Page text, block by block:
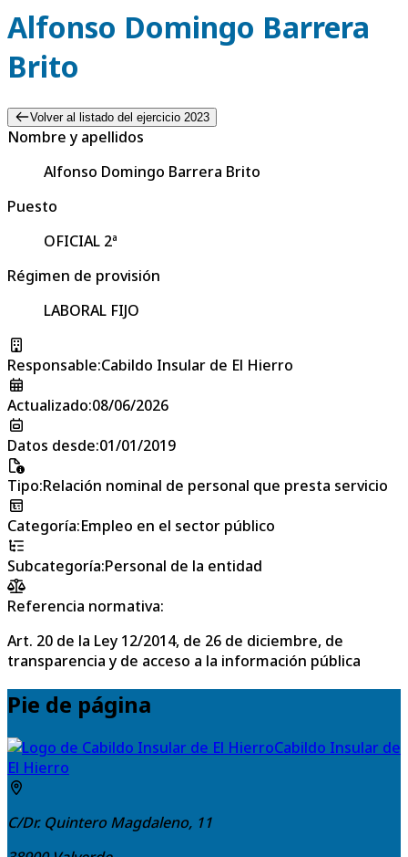
Alfonso Domingo Barrera
Brito
Volver al listado del ejercicio 2023
Nombre y apellidos
Alfonso Domingo Barrera Brito
Puesto
OFICIAL 2ª
Régimen de provisión
LABORAL FIJO
Responsable:Cabildo Insular de El Hierro
Actualizado:08/06/2026
Datos desde:01/01/2019
Tipo:Relación nominal de personal que presta servicio
Categoría:Empleo en el sector público
Subcategoría:Personal de la entidad
Referencia normativa:
Art. 20 de la Ley 12/2014, de 26 de diciembre, de
transparencia y de acceso a la información pública
Pie de página
Cabildo Insular de
El Hierro
C/Dr. Quintero Magdaleno, 11